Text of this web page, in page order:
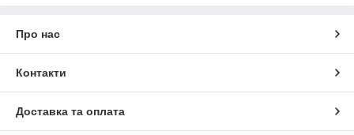
Про нас
Контакти
Доставка та оплата